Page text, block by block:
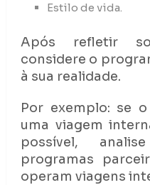
Estilo de vida.
Após refletir
considere o
à sua realidade.
Por exemplo: se
uma viagem
possível,
programas
operam viagens